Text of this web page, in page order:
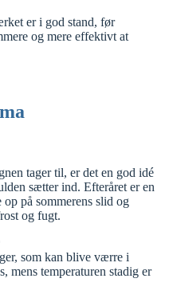
er i god stand, før
og mere effektivt at
tager til, er det en god idé
sætter ind. Efteråret er en
på sommerens slid og
og fugt.
som kan blive værre i
mens temperaturen stadig er